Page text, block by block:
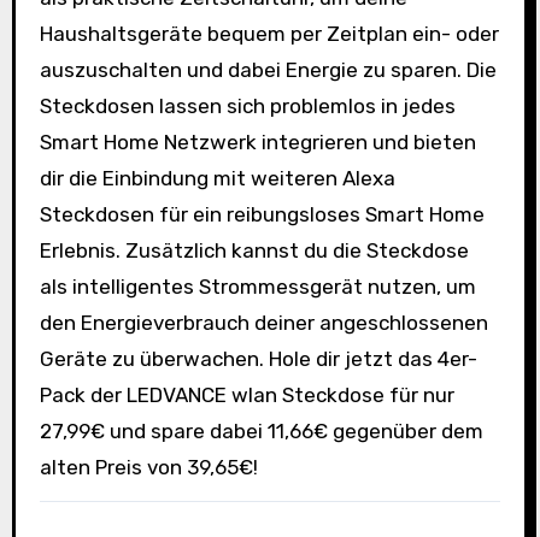
Haushaltsgeräte bequem per Zeitplan ein- oder
auszuschalten und dabei Energie zu sparen. Die
Steckdosen lassen sich problemlos in jedes
Smart Home Netzwerk integrieren und bieten
dir die Einbindung mit weiteren Alexa
Steckdosen für ein reibungsloses Smart Home
Erlebnis. Zusätzlich kannst du die Steckdose
als intelligentes Strommessgerät nutzen, um
den Energieverbrauch deiner angeschlossenen
Geräte zu überwachen. Hole dir jetzt das 4er-
Pack der LEDVANCE wlan Steckdose für nur
27,99€ und spare dabei 11,66€ gegenüber dem
alten Preis von 39,65€!